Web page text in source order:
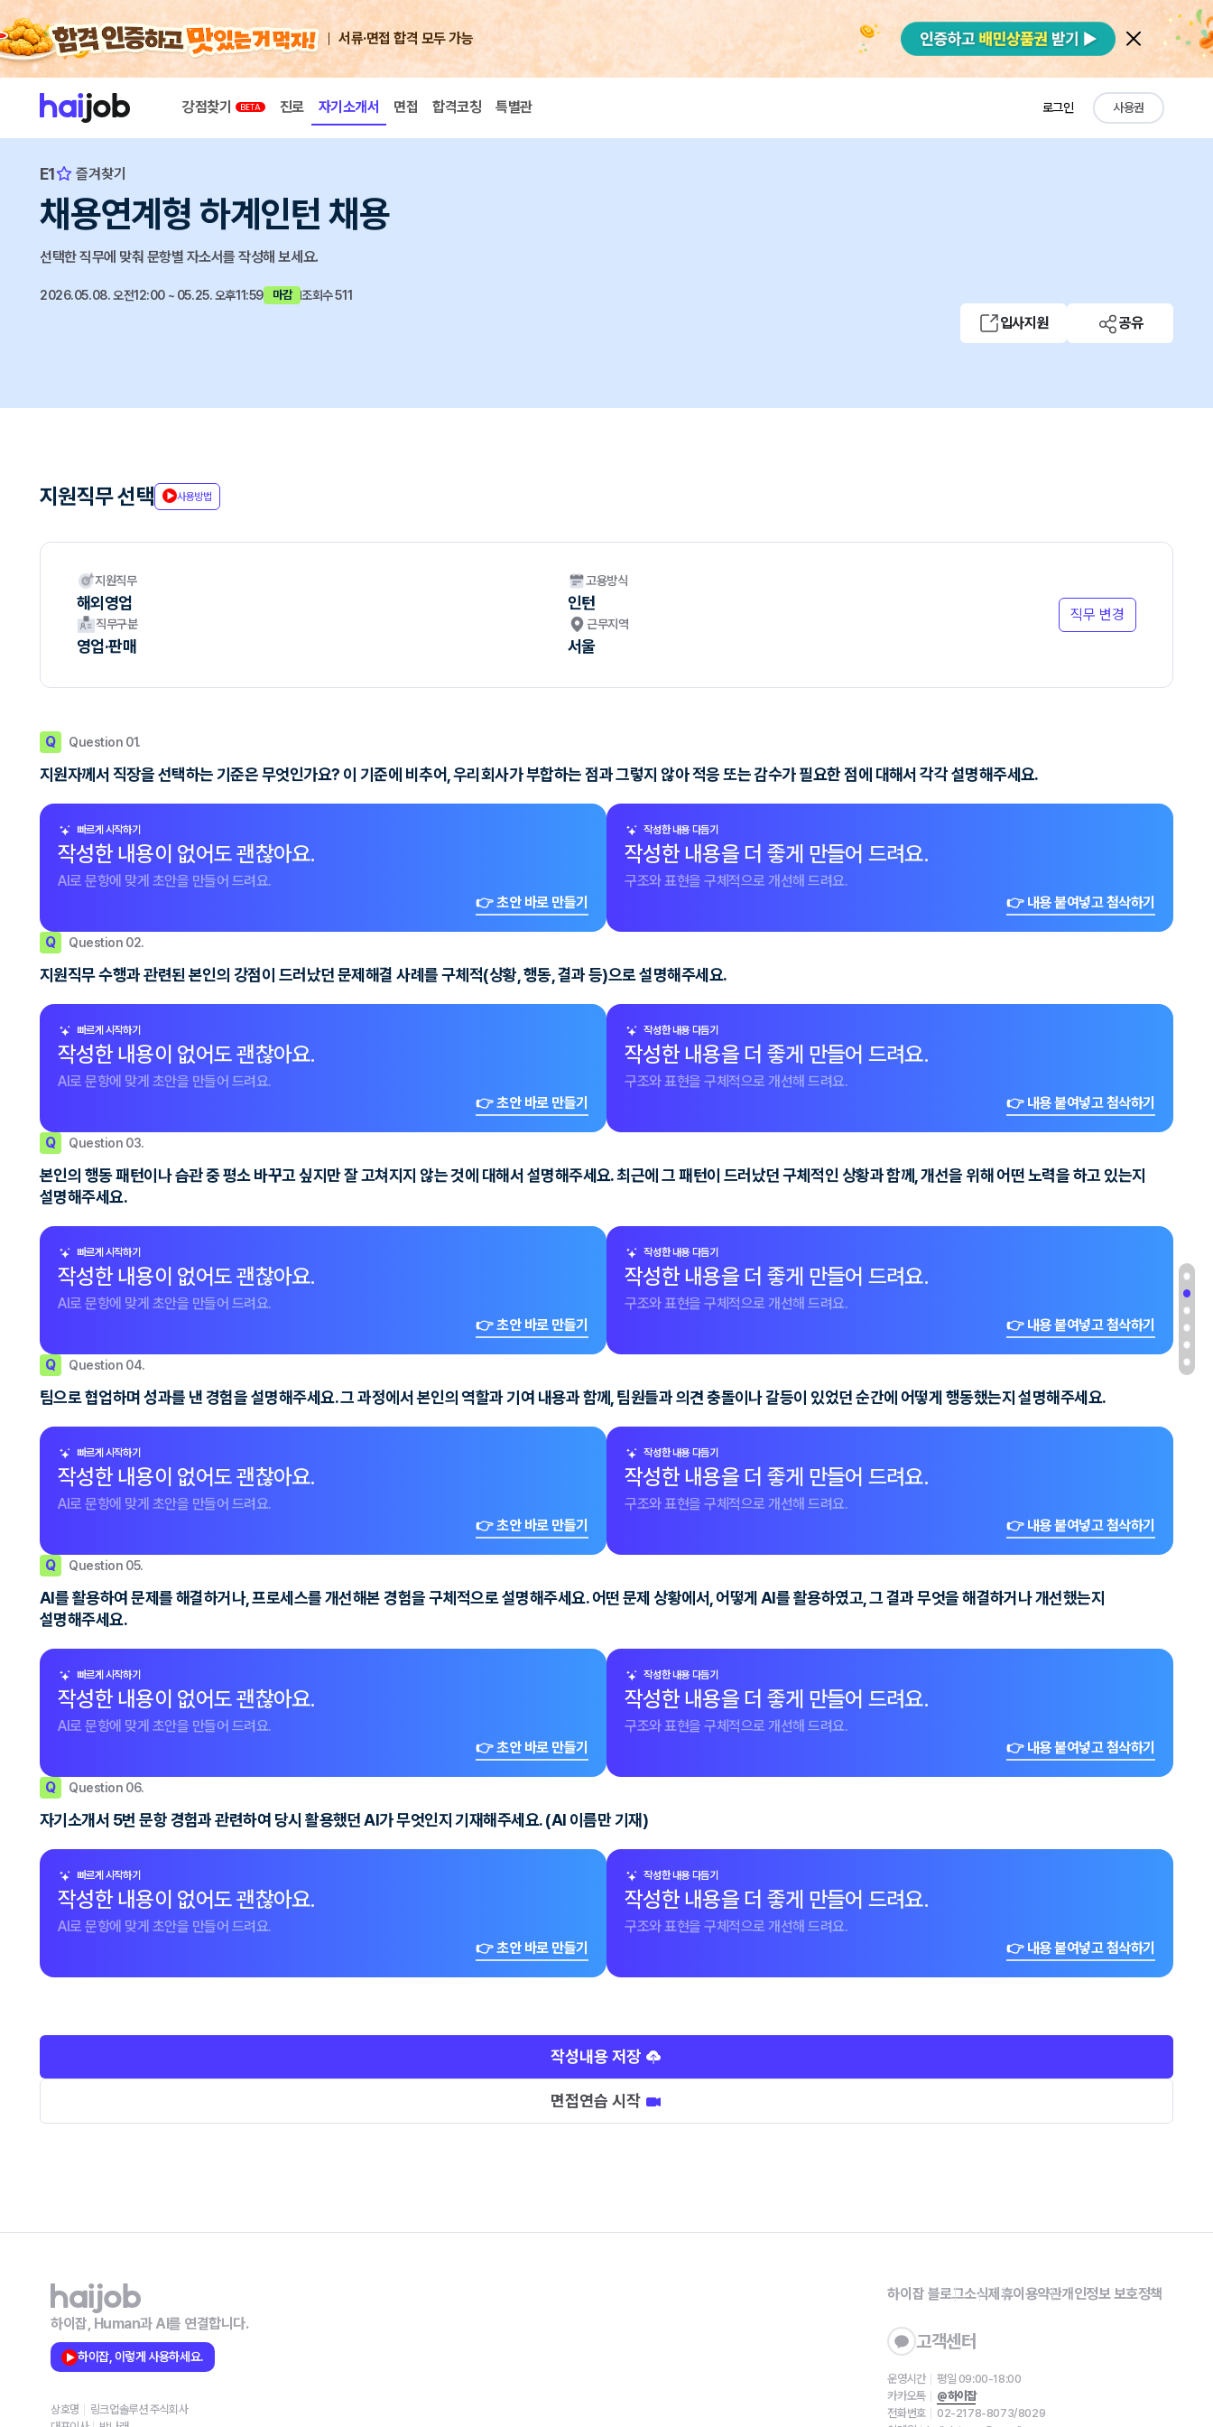
서류·면접 합격 모두 가능
강점찾기 진로 자기소개서 면접 합격코칭 특별관 로그인 사용권
E1 즐겨찾기
채용연계형 하계인턴 채용
선택한 직무에 맞춰 문항별 자소서를 작성해 보세요.
2026.05.08. 오전12:00 ~ 05.25. 오후11:59 마감 조회수 511
입사지원 공유
지원직무 선택 사용방법
지원직무
해외영업
고용방식
인턴
직무구분
영업·판매
근무지역
서울
직무 변경
Q Question 01.
지원자께서 직장을 선택하는 기준은 무엇인가요? 이 기준에 비추어, 우리회사가 부합하는 점과 그렇지 않아 적응 또는 감수가 필요한 점에 대해서 각각 설명해주세요.
빠르게 시작하기
작성한 내용이 없어도 괜찮아요.
AI로 문항에 맞게 초안을 만들어 드려요.
👉 초안 바로 만들기
작성한 내용 다듬기
작성한 내용을 더 좋게 만들어 드려요.
구조와 표현을 구체적으로 개선해 드려요.
👉 내용 붙여넣고 첨삭하기
Q Question 02.
지원직무 수행과 관련된 본인의 강점이 드러났던 문제해결 사례를 구체적(상황, 행동, 결과 등)으로 설명해주세요.
빠르게 시작하기
작성한 내용이 없어도 괜찮아요.
AI로 문항에 맞게 초안을 만들어 드려요.
👉 초안 바로 만들기
작성한 내용 다듬기
작성한 내용을 더 좋게 만들어 드려요.
구조와 표현을 구체적으로 개선해 드려요.
👉 내용 붙여넣고 첨삭하기
Q Question 03.
본인의 행동 패턴이나 습관 중 평소 바꾸고 싶지만 잘 고쳐지지 않는 것에 대해서 설명해주세요. 최근에 그 패턴이 드러났던 구체적인 상황과 함께, 개선을 위해 어떤 노력을 하고 있는지
설명해주세요.
빠르게 시작하기
작성한 내용이 없어도 괜찮아요.
AI로 문항에 맞게 초안을 만들어 드려요.
👉 초안 바로 만들기
작성한 내용 다듬기
작성한 내용을 더 좋게 만들어 드려요.
구조와 표현을 구체적으로 개선해 드려요.
👉 내용 붙여넣고 첨삭하기
Q Question 04.
팀으로 협업하며 성과를 낸 경험을 설명해주세요. 그 과정에서 본인의 역할과 기여 내용과 함께, 팀원들과 의견 충돌이나 갈등이 있었던 순간에 어떻게 행동했는지 설명해주세요.
빠르게 시작하기
작성한 내용이 없어도 괜찮아요.
AI로 문항에 맞게 초안을 만들어 드려요.
👉 초안 바로 만들기
작성한 내용 다듬기
작성한 내용을 더 좋게 만들어 드려요.
구조와 표현을 구체적으로 개선해 드려요.
👉 내용 붙여넣고 첨삭하기
Q Question 05.
AI를 활용하여 문제를 해결하거나, 프로세스를 개선해본 경험을 구체적으로 설명해주세요. 어떤 문제 상황에서, 어떻게 AI를 활용하였고, 그 결과 무엇을 해결하거나 개선했는지
설명해주세요.
빠르게 시작하기
작성한 내용이 없어도 괜찮아요.
AI로 문항에 맞게 초안을 만들어 드려요.
👉 초안 바로 만들기
작성한 내용 다듬기
작성한 내용을 더 좋게 만들어 드려요.
구조와 표현을 구체적으로 개선해 드려요.
👉 내용 붙여넣고 첨삭하기
Q Question 06.
자기소개서 5번 문항 경험과 관련하여 당시 활용했던 AI가 무엇인지 기재해주세요. (AI 이름만 기재)
빠르게 시작하기
작성한 내용이 없어도 괜찮아요.
AI로 문항에 맞게 초안을 만들어 드려요.
👉 초안 바로 만들기
작성한 내용 다듬기
작성한 내용을 더 좋게 만들어 드려요.
구조와 표현을 구체적으로 개선해 드려요.
👉 내용 붙여넣고 첨삭하기
작성내용 저장
면접연습 시작
하이잡, Human과 AI를 연결합니다.
하이잡, 이렇게 사용하세요.
상호명
링크업솔루션 주식회사
하이잡 블로그소식제휴이용약관개인정보 보호정책
고객센터
운영시간
평일 09:00-18:00
카카오톡
@하이잡
전화번호
02-2178-8073/8029